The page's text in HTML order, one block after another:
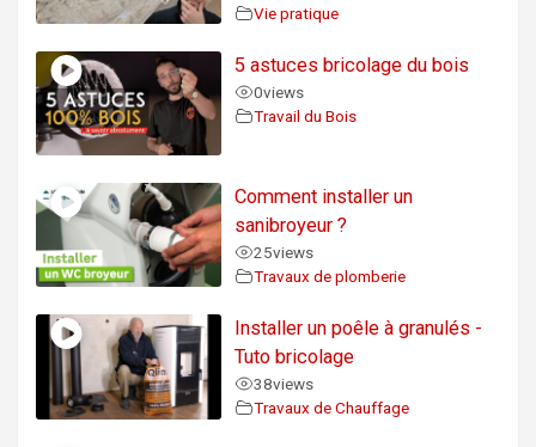
Vie pratique
5 astuces bricolage du bois
0views
Travail du Bois
Comment installer un
sanibroyeur ?
25views
Travaux de plomberie
Installer un poêle à granulés -
Tuto bricolage
38views
Travaux de Chauffage